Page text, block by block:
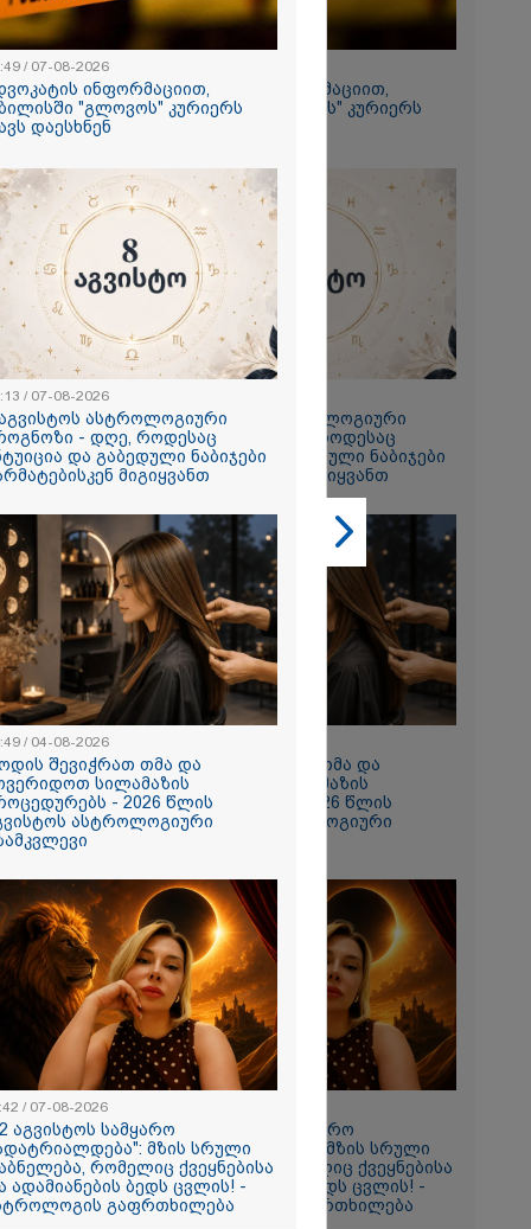
გმირია,
დადო
-
და
გმირობა" -
და
-
უწყება
არ
იქ
– რას
დაღუპული
ადვოკატის ინფორმაციით,
თბილისში "გლოვოს" კურიერს
8 აგვისტოს ასტროლოგიური
პროგნოზი - დღე, როდესაც
ინტუიცია და გაბედული ნაბიჯები
წარმატებისკენ მიგიყვანთ
როდის შევიჭრათ თმა და
მოვერიდოთ სილამაზის
პროცედურებს - 2026 წლის
აგვისტოს ასტროლოგიური
"12 აგვისტოს სამყარო
გადატრიალდება": მზის სრული
დაბნელება, რომელიც ქვეყნებისა
და ადამიანების ბედს ცვლის! -
ასტროლოგის გაფრთხილება
/ 07-08-2026
ინფორმაციით,
"გლოვოს" კურიერს
დაესხნენ
/ 07-08-2026
ასტროლოგიური
- დღე, როდესაც
და გაბედული ნაბიჯები
მიგიყვანთ
/ 04-08-2026
შევიჭრათ თმა და
სილამაზის
- 2026 წლის
ასტროლოგიური
/ 07-08-2026
აგვისტოს სამყარო
მზის სრული
რომელიც ქვეყნებისა
ადამიანების ბედს ცვლის! -
გაფრთხილება